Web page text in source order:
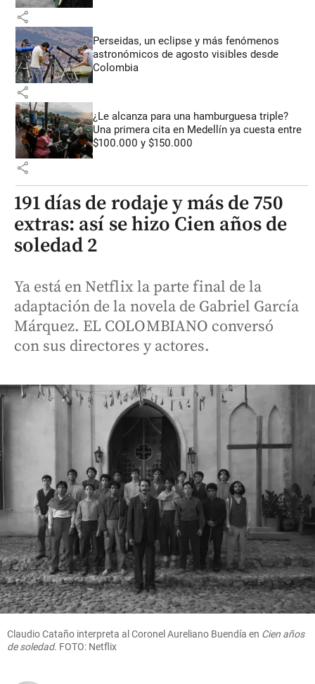
share
Perseidas, un eclipse y más fenómenos
astronómicos de agosto visibles desde
Colombia
share
¿Le alcanza para una hamburguesa triple?
Una primera cita en Medellín ya cuesta entre
$100.000 y $150.000
share
191 días de rodaje y más de 750
extras: así se hizo Cien años de
soledad 2
Ya está en Netflix la parte final de la
adaptación de la novela de Gabriel García
Márquez. EL COLOMBIANO conversó
con sus directores y actores.
Claudio Cataño interpreta al Coronel Aureliano Buendía en Cien años
de soledad. FOTO: Netflix